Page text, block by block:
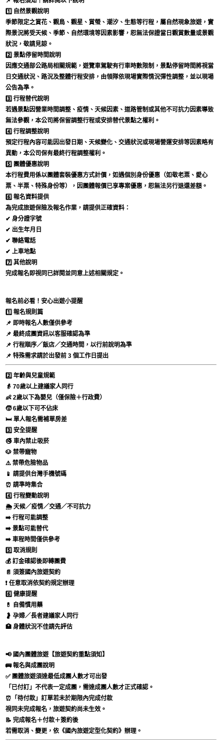
1️⃣ 自然景觀說明
季節限定之賞花、觀鳥、觀星、賞螢、潮汐、生態等行程，屬自然現象旅遊，實
際景況將受天候、季節、自然環境等因素影響，恕無法保證當日觀賞數量或景觀
狀況，敬請見諒。
2️⃣景點停留時間說明
因應交通部公路局相關規範，遊覽車駕駛有行車時數限制，景點停留時間將視當
日交通狀況、路況及整體行程安排，由領隊依現場實際情況彈性調整，並以現場
公告為準。
3️⃣行程替代說明
若遇景點因營業時間調整、疫情、天候因素、道路管制或其他不可抗力因素導致
無法參觀，本公司將保留調整行程或安排替代景點之權利。
4️⃣行程調整說明
預定行程內容可能因出發日期、天候變化、交通狀況或現場營運安排等因素略有
異動，本公司保有最終行程調整權利。
5️⃣ 團體優惠說明
本行程費用係以團體套裝優惠方式計價，如遇個別身份優惠（如敬老票、愛心
票、半票、特殊身份等），因團體報價已享專案優惠，恕無法另行退還差額。
6️⃣報名資料提供
為完成旅遊保險及報名作業，請提供正確資料：
✔ 身分證字號
✔ 出生年月日
✔ 聯絡電話
✔ 上車地點
7️⃣其他說明
完成報名即視同已詳閱並同意上述相關規定。
報名前必看！安心出遊小提醒
1️⃣ 報名規則篇
📌 即時報名人數僅供參考
📌 最終成團資訊以客服確認為準
📌 行程順序／飯店／交通時間，以行前說明為準
📌 特殊需求請於出發前 3 個工作日提出
2️⃣ 年齡與兒童規範
👵 70歲以上建議家人同行
👶 2歲以下為嬰兒（僅保險＋行政費）
🧒 6歲以下可不佔床
🛏️ 單人報名需補單房差
3️⃣ 安全提醒
🚭 車內禁止吸菸
🐶 禁帶寵物
⚠️ 禁帶危險物品
📱 請提供台灣手機號碼
⏰ 請準時集合
4️⃣ 行程變動說明
🌦️ 天候／疫情／交通／不可抗力
➡️ 行程可能調整
➡️ 景點可能替代
➡️ 車程時間僅供參考
5️⃣ 取消規則
💰 訂金確認後即轉團費
📄 須簽國內旅遊契約
❗ 任意取消依契約規定辦理
6️⃣ 健康提醒
💊 自備慣用藥
🤰 孕婦／長者建議家人同行
🏥 身體狀況不佳請先評估
📢 國內團體旅遊【旅遊契約重點須知】
🚌 報名與成團說明
✅ 團體旅遊須達最低成團人數才可出發
「已付訂」不代表一定成團，需達成團人數才正式確認。
⏰「待付款」訂單若未於期限內完成付款
視同未完成報名，旅遊契約尚未生效。
📝 完成報名＋付款＋簽約後
若需取消、變更，依《國內旅遊定型化契約》辦理。